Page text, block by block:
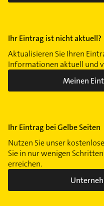
Ihr Eintrag ist nicht aktuell?
Aktualisieren Sie Ihren
Informationen aktuell und
Meinen
Ihr Eintrag bei Gelbe Seiten
Nutzen Sie unser
Sie in nur wenigen
erreichen.